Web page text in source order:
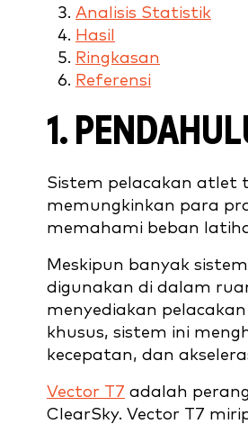
Analisis Statistik
Hasil
Ringkasan
Referensi
1.
Sistem pelacakan atlet
memungkinkan para
memahami beban
Meskipun banyak
digunakan di dalam
menyediakan
khusus, sistem ini
kecepatan, dan
Vector T7 adalah
ClearSky. Vector T7